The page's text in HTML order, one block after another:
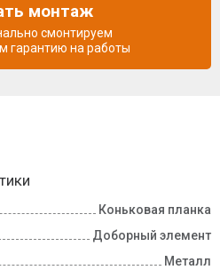
Коньковая планка
Доборный элемент
Металл
монтаж
смонтируем
гарантию на работы